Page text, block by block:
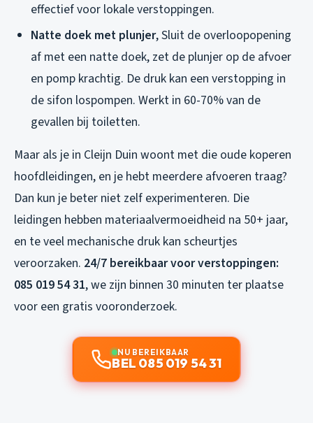
effectief voor lokale verstoppingen.
Natte doek met plunjer, Sluit de overloopopening
af met een natte doek, zet de plunjer op de afvoer
en pomp krachtig. De druk kan een verstopping in
de sifon lospompen. Werkt in 60-70% van de
gevallen bij toiletten.
Maar als je in Cleijn Duin woont met die oude koperen
hoofdleidingen, en je hebt meerdere afvoeren traag?
Dan kun je beter niet zelf experimenteren. Die
leidingen hebben materiaalvermoeidheid na 50+ jaar,
en te veel mechanische druk kan scheurtjes
veroorzaken. 24/7 bereikbaar voor verstoppingen:
085 019 54 31, we zijn binnen 30 minuten ter plaatse
voor een gratis vooronderzoek.
NU BEREIKBAAR
BEL 085 019 54 31